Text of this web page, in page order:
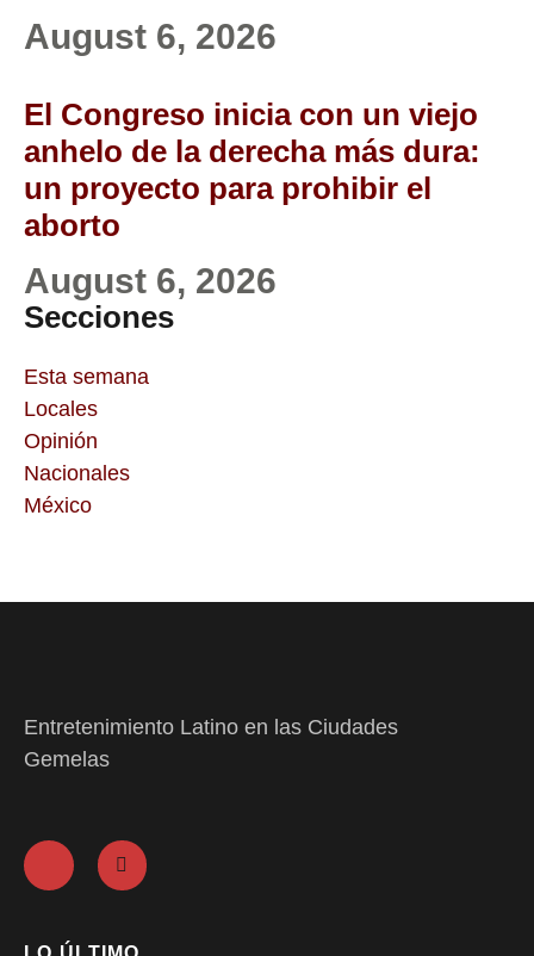
August 6, 2026
El Congreso inicia con un viejo
anhelo de la derecha más dura:
un proyecto para prohibir el
aborto
August 6, 2026
Secciones
Esta semana
Locales
Opinión
Nacionales
México
Entretenimiento Latino en las Ciudades
Gemelas